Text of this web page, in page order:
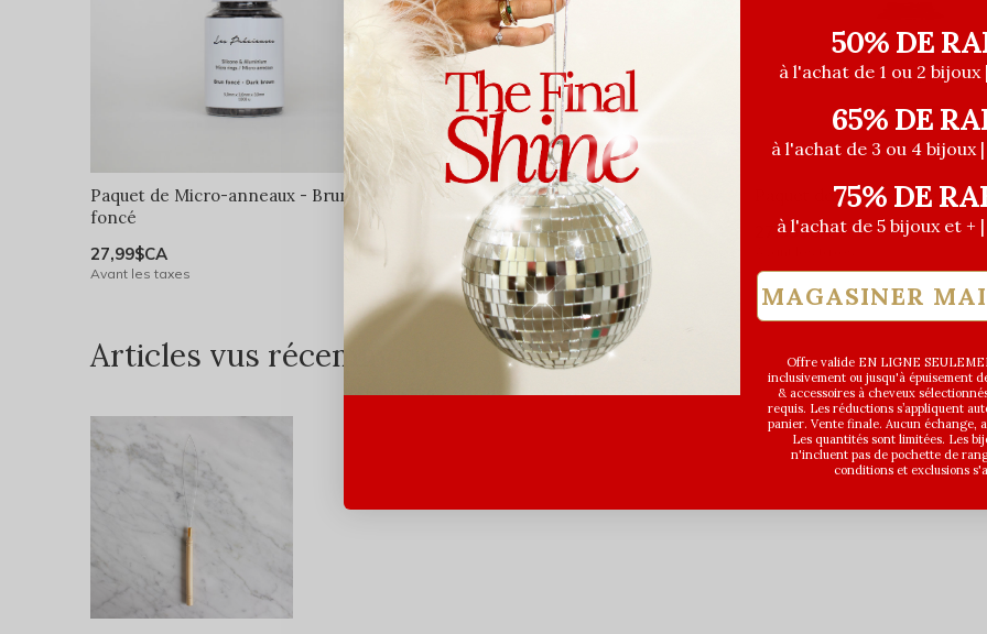
Paquet de Micro-anneaux - Brun
foncé
27,99$CA
Avant les taxes
Paquet de Micro-anneaux - Blond
27,99$CA
Avant les taxes
Paquet de micro-anneaux -
27,99$CA
Articles vus récemment
50% DE
à l'achat de 1 ou 2 bijoux
65% DE
à l'achat de 3 ou 4 bijoux
75% DE
à l'achat de 5 bijoux et +
MAGASINER
Offre valide EN LIGNE
inclusivement ou jusqu'à épuisement
& accessoires à cheveux
requis. Les réductions s’appliquent
panier. Vente finale. Aucun échange,
Les quantités sont limitées. Les
n'incluent pas de pochette de
conditions et exclusions